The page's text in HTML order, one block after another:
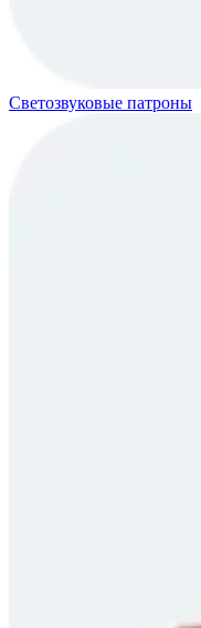
Светозвуковые патроны